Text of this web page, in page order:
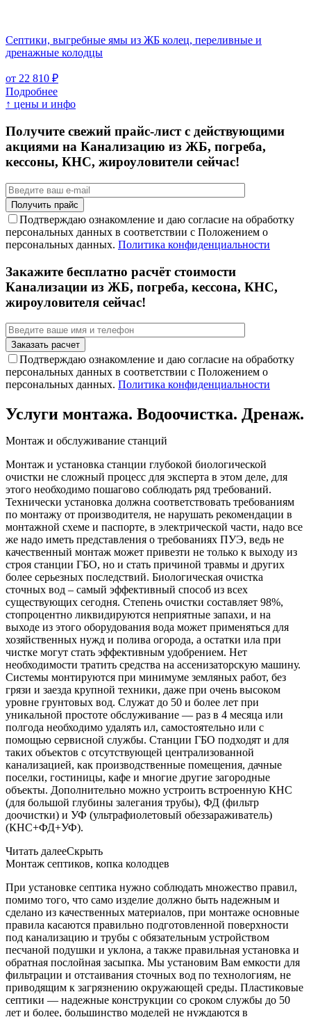
Септики, выгребные ямы из ЖБ колец, переливные и
дренажные колодцы
от 22 810 ₽
Подробнее
↑ цены и инфо
Получите свежий прайс-лист с действующими
акциями на Канализацию из ЖБ, погреба,
кессоны, КНС, жироуловители сейчас!
Подтверждаю ознакомление и даю согласие на обработку
персональных данных в соответствии с Положением о
персональных данных. Политика конфиденциальности
Закажите бесплатно расчёт стоимости
Канализации из ЖБ, погреба, кессона, КНС,
жироуловителя сейчас!
Подтверждаю ознакомление и даю согласие на обработку
персональных данных в соответствии с Положением о
персональных данных. Политика конфиденциальности
Услуги монтажа. Водоочистка. Дренаж.
Монтаж и обслуживание станций
Монтаж и установка станции глубокой биологической
очистки не сложный процесс для эксперта в этом деле, для
этого необходимо пошагово соблюдать ряд требований.
Технически установка должна соответствовать требованиям
по монтажу от производителя, не нарушать рекомендации в
монтажной схеме и паспорте, в электрической части, надо все
же надо иметь представления о требованиях ПУЭ, ведь не
качественный монтаж может привезти не только к выходу из
строя станции ГБО, но и стать причиной травмы и других
более серьезных последствий. Биологическая очистка
сточных вод – самый эффективный способ из всех
существующих сегодня. Степень очистки составляет 98%,
стопроцентно ликвидируются неприятные запахи, и на
выходе из этого оборудования вода может применяться для
хозяйственных нужд и полива огорода, а остатки ила при
чистке могут стать эффективным удобрением. Нет
необходимости тратить средства на ассенизаторскую машину.
Системы монтируются при минимуме земляных работ, без
грязи и заезда крупной техники, даже при очень высоком
уровне грунтовых вод. Служат до 50 и более лет при
уникальной простоте обслуживание — раз в 4 месяца или
полгода необходимо удалять ил, самостоятельно или с
помощью сервисной службы. Станции ГБО подходят и для
таких объектов с отсутствующей централизованной
канализацией, как производственные помещения, дачные
поселки, гостиницы, кафе и многие другие загородные
объекты. Дополнительно можно устроить встроенную КНС
(для большой глубины залегания трубы), ФД (фильтр
доочистки) и УФ (ультрафиолетовый обеззараживатель)
(КНС+ФД+УФ).
Читать далееСкрыть
Монтаж септиков, копка колодцев
При установке септика нужно соблюдать множество правил,
помимо того, что само изделие должно быть надежным и
сделано из качественных материалов, при монтаже основные
правила касаются правильно подготовленной поверхности
под канализацию и трубы с обязательным устройством
песчаной подушки и уклона, а также правильная установка и
обратная послойная засыпка. Мы установим Вам емкости для
фильтрации и отстаивания сточных вод по технологиям, не
приводящим к загрязнению окружающей среды. Пластиковые
септики — надежные конструкции со сроком службы до 50
лет и более, большинство моделей не нуждаются в